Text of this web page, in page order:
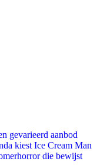
gevarieerd aanbod
kiest Ice Cream Man
die bewijst